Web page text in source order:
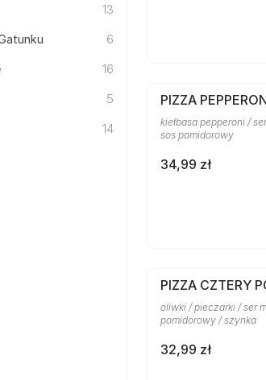
13
6
16
5
14
PIZZA
kiełbasa pepperoni /
sos pomidorowy
34,99 zł
PIZZA CZTERY
oliwki / pieczarki / ser
pomidorowy / szynka
32,99 zł